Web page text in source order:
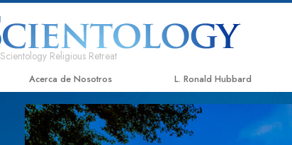
Scientology Religious Retreat
Acerca de Nosotros L. Ronald Hubbard